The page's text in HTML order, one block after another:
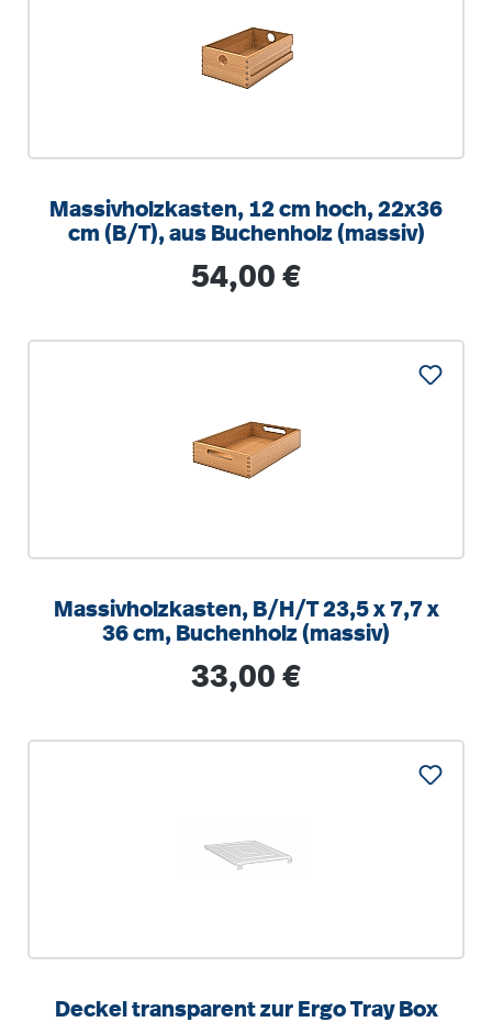
Massivholzkasten, 12 cm hoch, 22x36
cm (B/T), aus Buchenholz (massiv)
Regulärer Preis:
54,00 €
Massivholzkasten, B/H/T 23,5 x 7,7 x
36 cm, Buchenholz (massiv)
Regulärer Preis:
33,00 €
Deckel transparent zur Ergo Tray Box